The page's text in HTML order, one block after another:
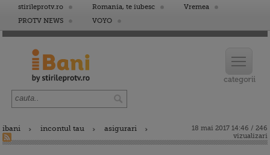
stirileprotv.ro Romania, te iubesc
Vremea
PROTV NEWS
VOYO
ibani incontul tau asigurari
18 mai 2017 14:46 / 246
vizualizari